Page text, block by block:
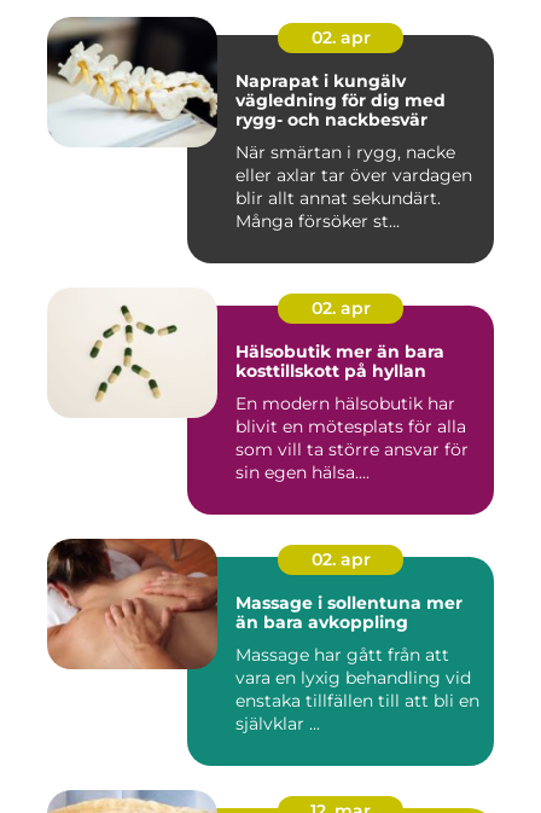
02. apr
Naprapat i kungälv
vägledning för dig med
rygg- och nackbesvär
När smärtan i rygg, nacke
eller axlar tar över vardagen
blir allt annat sekundärt.
Många försöker st...
02. apr
Hälsobutik mer än bara
kosttillskott på hyllan
En modern hälsobutik har
blivit en mötesplats för alla
som vill ta större ansvar för
sin egen hälsa....
02. apr
Massage i sollentuna mer
än bara avkoppling
Massage har gått från att
vara en lyxig behandling vid
enstaka tillfällen till att bli en
självklar ...